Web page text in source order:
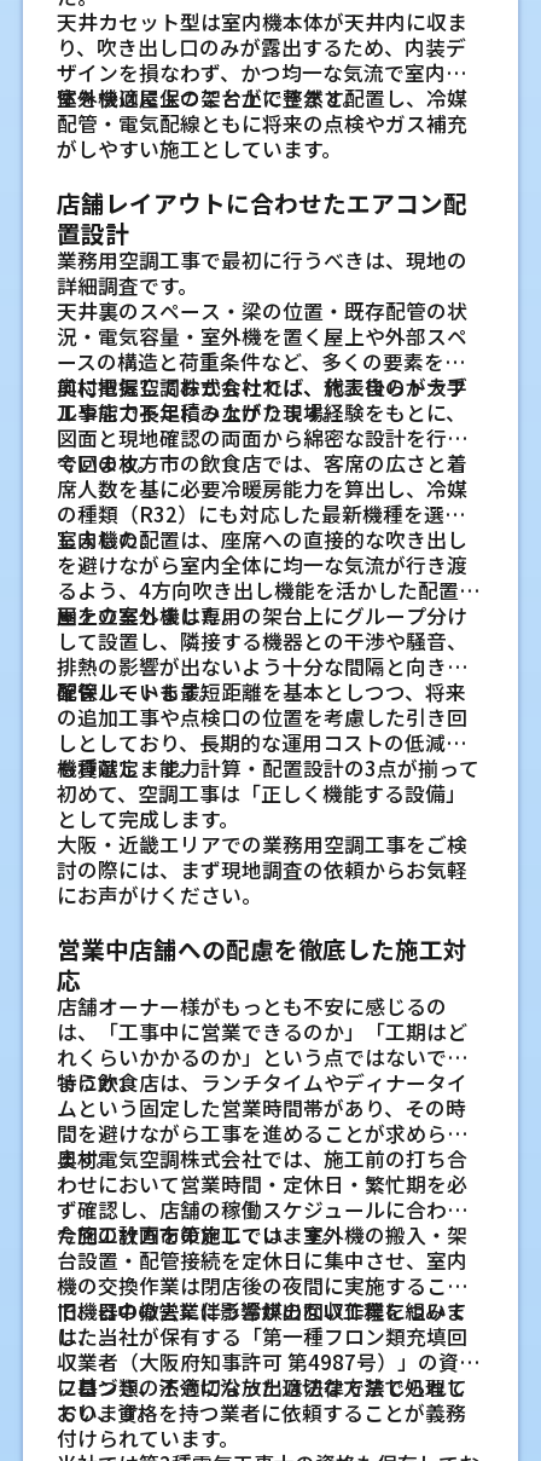
な判断が必要です。建設会社様や設備会社様
とも、必要な情報を一つずつ共有しながら進
めます。
現地調査から施工後確認まで代表が一
貫して見る体制
運転確認まで一貫して見ることを基本にして
います。担当が途中で変わると、図面で確認し
た意図が現場に伝わりにくくなる場合があり
ます。代表である私が流れを把握することで、
配管ルートの理由や注意点を施工後まで確認
しやすくしています。
業界歴15年以上の経験を活かした配管
ルートの確認
業界歴15年以上の経験の中で、住宅用エアコ
ンだけでなく、業務用空調の工事にも携わっ
てきました。配管が長い現場、天井内の納ま
りが複雑な現場、室外機置き場に制限がある
現場では、事前確認の差が仕上がりに出ま
す。新築戸建てでも、構造、排水、防水、電気
を合わせて確認することを心がけています。
寝屋川市や枚方市周辺での住宅用エア
コン工事への対応
寝屋川市や枚方市周辺では、住宅の形や敷地
条件によって室外機の置き場に工夫が必要な
ケースがあります。道路との距離、隣地との
間隔、二階からの配管の下ろし方など、地域
の住宅で起きやすい確認点もあります。対応
エリアを絞っているため、現地の状況を見な
がら相談しやすい体制を整えています。
家庭用エアコン工事と電気工事を合わ
せて相談できる安心感
エアコン工事では、専用コンセントや専用回
路の確認が必要になることがあります。私は
家庭用エアコンの設置や交換に加えて、住ま
いの電気工事も相談いただける体制にしてい
ます。配管と電源を別々に考えると位置が合
わないことがあるため、図面段階でまとめて
確認することが大切です。
戸建てのエアコン配管工事に関
するよくある質問
新築戸建てのエアコン配管工事では、いつ相
談すればよいのか、隠蔽配管は交換しにくい
のか、室外機の場所はどこまで決めるべきか
といった質問をいただきます。ここでは、建
設会社様や設備会社様から確認されやすい内
容を、現場での判断に近い形で整理します。
新築戸建てのエアコン配管はいつ相談
を使う前、暖房を使う前に試運転を行い、風
量、温度、異音、排水の状態を確認すること
が大切です。しばらく使っていなかった設備
は、運転開始時ににおいや汚れが出る場合も
あります。季節の前に状態を見ておくことで、
必要な整備を計画しやすくなります。
奥村電気空調株式会社で私が大
切にしている工場空調管理の考
え方
奥村電気空調株式会社で私が工場空調を見る
ときは、まず現場の使い方を丁寧に確認しま
す。機器の能力や型番だけで判断せず、作業者
の立つ場所、機械の発熱、天井や配管の条
件、導入後の点検のしやすさまで見ます。空
調は毎日使う設備だからこそ、施工前の確認
を大切にしています。
寝屋川や枚方周辺で現場の使い方に合
わせて確認すること
寝屋川や枚方周辺の工場でも、建物のつくり
や使い方はそれぞれ違います。シャッターの
開閉が多い現場、天井が高い現場、機械が増
設されてきた現場など、条件は一つずつ異な
ります。私は現地で作業の流れを確認し、ど
の時間帯に暑さや寒さが出やすいのかを聞き
取ります。図面だけでは見えない使い方を知
ることが、無理のない提案につながります。
代表である私が現地調査から施工後の
確認まで一貫して関わること
私のところでは、現地調査、機器選定、施
して関わります。途中で情報が途切れると、現
場で聞いた細かな条件が施工に反映されにく
くなることがあります。そのため、最初に確
認した内容を最後まで見ながら進めることを
大切にしています。工場の稼働に関わる設備
だからこそ、連絡や確認もできるだけ分かり
やすく行います。
業務用エアコンの設計や施工経験をも
とに無理のない配置を考えること
業務用エアコンは、天井カセット形、天井吊
形、天井埋込ビルトイン形、床置形など、現
場に合わせて選ぶ必要があります。私は大手
工事店での経験を含め、業務用空調の施工に
長く関わってきました。配管ルート、ドレン
排水、電源、室外機の位置を見ながら、あと
で点検しにくくならない配置を考えます。見
た目だけでなく、運用しやすさも大切な判断
材料です。
の新設や入れ替えに対応しています。私は、
機器を付けるだけでなく、施工後に日常業務
の中で扱いやすいことを大切にしています。
寝屋川や枚方を中心に地域の現場へ対
応しています
えて現地確認や工事後の相談に対応しやすい
体制を取っています。地域を絞って動くこと
で、急な確認が必要なときも予定を調整しや
すくなります。オフィスのほか、工場、飲食
店、施設の空調相談にも対応しています。
現地調査から機器選定と施工後の相談
まで一貫して行います
私は、現地調査、機器選定、施工、試運転、
施工後の相談まで流れを切らさず見るように
しています。担当が変わるたびに説明が戻る
と、細かな条件が伝わりにくくなることがあ
ります。現場で聞いた使い方を、機器選びや
施工内容に反映しやすい形で進めます。
業界歴15年以上の経験をもとに配管や
気流まで確認します
業務用エアコンは、見える室内機だけでな
く、天井内の配管やドレン排水が大切です。
私は大手工事店での経験を含め、15年以上現
場に関わってきました。その中で、風の届き
方、点検口の位置、配管の納まりを先に確認
することの大切さを実感しています。
業務用エアコンと電気工事をまとめて
相談できます
エアコン工事では、専用回路、分電盤、コン
あります。空調と電気を別々に相談すると、確
認の手間が増える場合があります。私は業務
用エアコンに加えて、関連する電気工事もあ
わせて見ながら、現場に合う進め方を考えま
す。
オフィスのエアコン工事に関す
るよくある質問
初めてオフィスのエアコン工事を依頼する場
合、どこまで準備すればよいか分かりにくい
ものです。ここでは、現地調査や工事日程の
相談時によく確認される内容を、できるだけ
具体的にまとめます。
工事前にオフィス側で準備しておくこ
とはありますか
事前に、図面、現在のエアコンの型番、分電
盤の位置、室外機の場所が分かる写真がある
う、室内機の向きや風向きを見ます。会議室
は人数によって室温が変わりやすいため、使
用人数の目安も聞いておくと判断しやすいで
す。働く人の位置を基準に考えることが大切
です。
工場では作業動線と機械の発熱を分け
て見る
工場では、機械の配置、作業者の立ち位置、
搬入出の動線を分けて見ます。機械の発熱が
強い場所に合わせすぎると、作業者のいる場
所で温度差が出る場合があります。天井が高
い工場では、空気が上部にたまりやすい点も
確認します。必要に応じて、スポット的な空調
や換気との組み合わせも検討します。
飲食店では客席と厨房で必要な空調条
件を分ける
飲食店では、客席と厨房で空調条件が大きく
違います。客席は人の滞在時間と席の位置を
見ます。厨房は火気、湯気、油分、換気フー
ドの風量が関わります。厨房の熱が客席へ流
れると、客席側の空調にも影響します。客席の
快適さだけでなく、厨房で働く方の作業環境
も合わせて考えます。
新築戸建てでは建設段階から配管経路
と電源位置を整える
新築戸建てでは、建設会社や設備会社との早
めの確認が役立ちます。壁を仕上げる前に配
管経路や電源位置を決めると、露出配管を抑
えやすくなります。家庭用エアコンでも、室外
機の置き場やドレン排水の位置は後から困り
やすい点です。図面の段階で相談できると、建
物に合う納まりを考えやすくなります。
設置後の保守点検まで考えた業
務用エアコンの配置計画
業務用エアコンは、設置して終わりではな
く、日々の点検や不具合時の確認も必要で
す。室内機や室外機のまわりに作業できる余
裕があるかどうかで、保守のしやすさが変わ
ります。将来の点検まで見て配置を決めると、
管理の負担を抑えやすくなります。
フィルター点検や部品交換がしやすい
位置を確保する
フィルターは、室内の空気を吸い込む部分に
あります。ほこりがたまると風量が落ち、効
きにくさや運転音の変化につながる場合があ
ります。脚立を立てる場所がない、什器が邪
魔になる、天井が高すぎて届きにくいと、点
検が後回しになりやすいです。設置時点で、作
業できる足元の空間を確認します。
フィルターにほこりがたまると、風量が下が
り、冷暖房の効きが弱く感じることがありま
す。ご家庭でできる範囲の清掃を定期的に行
い、異音やにおい、風の弱さが続く場合は点
検を検討します。無理に内部を分解すると破
損につながることがあるため、手が届く範囲
洗浄が必要な状態と専門業者に相談す
る目安
吹き出し口に黒い汚れが見える、運転時にに
おいが続く、水滴が飛ぶといった状態では、
内部洗浄が必要な場合があります。洗浄は機
器の構造に合わせた養生や分解が必要になる
ため、無理に市販品だけで対応せず、状態を
見てもらうと安心です。交換直後でも、使用環
境によって汚れ方は変わります。
奥村電気空調株式会社が住宅エ
アコン交換で大切にしているこ
と
奥村電気空調株式会社では、家庭用エアコン
の交換を住まいの状態に合わせて考えていま
す。機器を取り付けるだけでなく、配管、電
源、室外機の置き場まで確認し、使い始めた
後のことも見据えて施工します。
寝屋川市や枚方市周辺で住まいに合わ
せた施工を行います
寝屋川市や枚方市周辺の住宅では、戸建て、
集合住宅、リフォーム後の住まいなど、設置
条件がそれぞれ異なります。現地で壁の位
し、暮らしの動線や近隣環境にも配慮しなが
ら工事を進めます。
現地確認から機器選定、施工、アフタ
ーフォローまで一貫して対応します
交換工事では、現地確認の時点で見落としを
減らすことが大切です。奥村電気空調株式会
社では、設置環境を見たうえで機器選定や工
事内容を整理し、施工後の相談にも対応して
います。担当が状況を把握しやすいため、後
日の確認も進めやすくなります。
家庭用エアコンと一般電気工事を合わ
せて相談できます
エアコン交換に合わせて、専用コンセントの
確認や増設、電圧の確認が必要になることが
あります。住宅向けの電気工事にも対応して
いるため、エアコン本体だけでなく、電源ま
わりを含めて相談できます。照明やコンセン
や相談のしやすさも大切にしています。
寝屋川や枚方を中心にした地域対応
寝屋川や枚方を中心に、店舗や事務所、工場
などの空調工事を承っています。対応エリア
を意識して動くことで、現地調査や工事後の
地域であれば、急な不具合や入れ替えの相談
にも日程を確認しながら対応しやすくなりま
す。
現地調査から施工後の点検まで自社で
一貫対応
現地調査、機器選定、施工、施工後の点検ま
で、自社で流れを把握しながら進めています。
現場を見た担当者が工事内容を理解している
ため、配管や電源の条件を踏まえた説明がし
やすくなります。工事後の保守、トラブル対
応、必要に応じた洗浄の相談にも対応してい
ます。
天井カセット形や天井吊形など業務用
空調に対応
店舗で使われる天井カセット形、天井吊形、
天井埋込ビルトイン形、壁掛形、床置形な
ど、各種業務用空調設備の工事に対応してい
ます。天井の構造や店舗の広さによって向く
機器は変わるため、現場条件を確認したうえ
で候補を整理します。代表は業界歴15年以上
で、大手工事店での施工経験もあります。
店舗の間取りや配管条件に合わせたレ
イアウト提案
席の配置、厨房の位置、商品棚、作業動線を
確認し、風が偏りにくい配置を考えます。配
管ルートや室外機置き場に制限がある場合
も、現場で確認できる条件をもとに施工方法
を検討します。無理に希望位置へ取り付ける
のではなく、使い勝手と保守のしやすさを合
わせて見ていきます。
店舗エアコン工事を依頼する業
者選びの基準
店舗エアコン工事を依頼する際は、工事がで
きるかだけでなく、店舗の使い方を踏まえて
相談できるかを確認すると判断しやすくなり
ます。業務用エアコンは機種の種類があり、電
気工事や配管工事も関わります。施工前の説
明が具体的で、工事後の対応範囲が見える業
者を選ぶことが大切です。
業務用エアコンの施工経験を確認する
家庭用エアコンと業務用エアコンでは、機器
の大きさ、電源条件、配管の取り回しが異な
転で異常がないことを確認してから、使い方
や注意点を共有します。
フロン類の回収など法令に関わる対応
業務用エアコンの撤去では、フロン類の回収
など法令に沿った対応が必要です。適切な手
管理上の問題につながります。入替時は、工
事内容と合わせて確認しておきたい項目で
す。
施設別に見る業務用エアコン入
替の考え方
施設ごとに、空調に求められる条件は違いま
す。面積だけで判断せず、人の動き、熱の出る
設備、部屋の使い分けを見ながら入替を考え
ると、実際の使い方に合った計画に近づきま
す。
会社オフィスは執務スペースと会議室
で必要な能力を分けます
執務スペースは在席人数やパソコンの発熱を
見ます。会議室は短時間に人数が増えるた
め、通常の部屋とは負荷が変わります。部屋
ごとの使い方を分けて考えると、温度ムラや
効きすぎを抑えやすくなります。
飲食店は客席と厨房の熱量を分けて考
えます
飲食店では、客席と厨房で室内環境が大きく
異なります。厨房は調理機器から熱や湿気が
出るため、客席と同じ条件では考えにくい場
所です。換気設備や出入口の開閉も合わせて
工場は作業内容や機械から出る熱を確
認します
工場では、機械の発熱、天井高、シャッター
の開閉、作業者の位置が関係します。全体を
均一に冷やすのか、作業場所を中心に整える
のかで機器の選び方が変わります。現場の動
線を見ながら検討します。
新築戸建てに関わる建設会社や設備会
社は設計段階で空調計画を整えます
新築戸建てに関わる建設会社や設備会社で
は、エアコンの設置位置、電源、配管ルート
を設計段階で整理すると、完成後の施工が進
めやすくなります。住宅用エアコンでも、部屋
の用途や家具配置を踏まえた計画が大切で
す。
定、施工までを一貫して進めることで、建物
に合わせた調整を行いやすくなります。
また、配管ルートや室内機の配置について
も、施工を見据えながら計画できるため、工
事後の使いやすさにもつながります。業務用
エアコンは店舗やオフィスごとに条件が異な
ることが大切です。
さらに、工程をまとめて管理することで、施
工スケジュールの調整もしやすくなります。
複雑な現場にも対応できる施工経験
業務用エアコン工事では、建物によって配管
経路や設置条件が大きく変わります。たとえ
ば、天井内スペースが限られている現場や、
複数フロアにまたがる施工では、現場ごとの
判断が必要になります。
奥村電気空調株式会社では、天井カセット形
やビルトイン形など、さまざまな業務用エア
コン工事へ対応しています。とくに、気流や空
調効率を考慮したレイアウト提案にも取り組
んでいます。
また、大手工事店で経験を積んだ技術者が施
工に携わることで、配管や電気工事を含めた
細かな調整にも対応しやすくなっています。
寝屋川や枚方を中心とした迅速な対応
空調設備は、導入後の対応体制も重要です。
とくに業務用エアコンは、故障や不具合によ
って業務へ影響が出る場合があるため、迅速
な対応が求められます。
寝屋川市や枚方市を中心にエリアを絞ること
で、現地確認や点検へ対応しやすい体制を整
えています。定期的なメンテナンスだけでな
く、急な不調時にも状況を確認しやすくなり
また、地域に合わせた施工経験が蓄積される
ことで、建物特有の条件にも対応しやすくな
ります。
導入後の保守やトラブル対応について
業務用エアコンは、設置後も継続的な管理が
必要です。フィルター清掃や点検を定期的に
行うことで、空調効率の低下を防ぎやすくな
ります。
さらに、フロン類回収や機器交換時の対応な
ど、長期的な運用を見据えた管理も重要です。
設備を長く使用するためには、施工後のサポ
ート体制まで含めて確認しておくことが大切
です。
空調設備は使用環境によって負荷が変わるた
め、導入後も現場状況に合わせた対応が求め
られます。
業務用エアコン工事に関するよ
天井カセット型は室内機本体が天井内に収ま
り、吹き出し口のみが露出するため、内装デ
ザインを損なわず、かつ均一な気流で室内全
体を快適に保つことができます。
室外機は屋上の架台上に整然と配置し、冷媒
配管・電気配線ともに将来の点検やガス補充
がしやすい施工としています。
店舗レイアウトに合わせたエアコン配
置設計
業務用空調工事で最初に行うべきは、現地の
詳細調査です。
天井裏のスペース・梁の位置・既存配管の状
況・電気容量・室外機を置く屋上や外部スペ
ースの構造と荷重条件など、多くの要素を事
前に把握しておかなければ、施工後のトラブ
ルや能力不足につながります。
奥村電気空調株式会社では、代表自らが大手
工事店で長年積み上げた現場経験をもとに、
図面と現地確認の両面から綿密な設計を行っ
ています。
今回の枚方市の飲食店では、客席の広さと着
席人数を基に必要冷暖房能力を算出し、冷媒
の種類（R32）にも対応した最新機種を選定
しました。
室内機の配置は、座席への直接的な吹き出し
を避けながら室内全体に均一な気流が行き渡
るよう、4方向吹き出し機能を活かした配置計
画を立案しました。
屋上の室外機は専用の架台上にグループ分け
して設置し、隣接する機器との干渉や騒音、
排熱の影響が出ないよう十分な間隔と向きを
確保しています。
配管ルートも最短距離を基本としつつ、将来
の追加工事や点検口の位置を考慮した引き回
しとしており、長期的な運用コストの低減に
も貢献します。
機種選定・能力計算・配置設計の3点が揃って
初めて、空調工事は「正しく機能する設備」
として完成します。
大阪・近畿エリアでの業務用空調工事をご検
討の際には、まず現地調査の依頼からお気軽
にお声がけください。
営業中店舗への配慮を徹底した施工対
応
店舗オーナー様がもっとも不安に感じるの
は、「工事中に営業できるのか」「工期はど
れくらいかかるのか」という点ではないでし
ょうか。
特に飲食店は、ランチタイムやディナータイ
ムという固定した営業時間帯があり、その時
間を避けながら工事を進めることが求められ
ます。
奥村電気空調株式会社では、施工前の打ち合
わせにおいて営業時間・定休日・繁忙期を必
ず確認し、店舗の稼働スケジュールに合わせ
た施工計画を策定しています。
今回の枚方市の施工では、室外機の搬入・架
台設置・配管接続を定休日に集中させ、室内
機の交換作業は閉店後の夜間に実施すること
で、日中の営業に影響が出ない工程を組みま
した。
旧機器の撤去に伴う冷媒の回収作業について
は、当社が保有する「第一種フロン類充填回
収業者（大阪府知事許可 第4987号）」の資格
に基づき、法令に沿った適切な方法で処理し
ています。
フロン類の不適切な放出は法律で禁じられて
おり、資格を持つ業者に依頼することが義務
付けられています。